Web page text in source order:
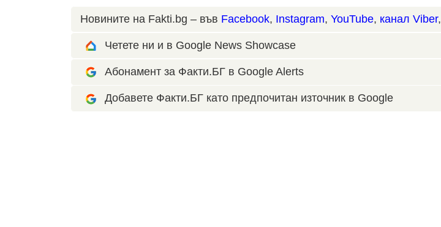
Новините на Fakti.bg – във Facebook, Instagram, YouTube, канал Viber,
Четете ни и в Google News Showcase
Абонамент за Факти.БГ в Google Alerts
Добавете Факти.БГ като предпочитан източник в Google